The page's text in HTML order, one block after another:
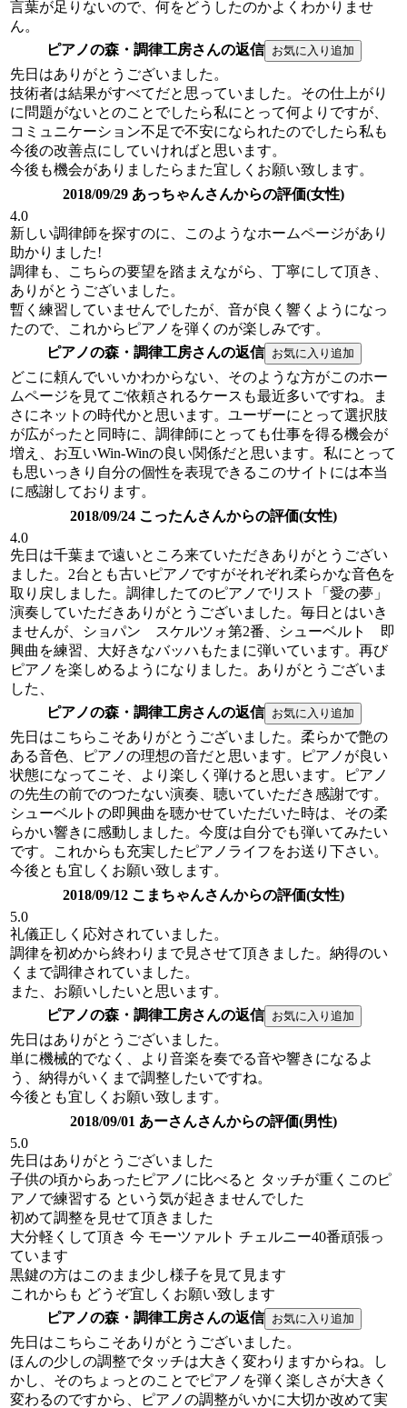
言葉が足りないので、何をどうしたのかよくわかりませ
ん。
ピアノの森・調律工房さんの返信
先日はありがとうございました。
技術者は結果がすべてだと思っていました。その仕上がり
に問題がないとのことでしたら私にとって何よりですが、
コミュニケーション不足で不安になられたのでしたら私も
今後の改善点にしていければと思います。
今後も機会がありましたらまた宜しくお願い致します。
2018/09/29 あっちゃんさんからの評価(女性)
4.0
新しい調律師を探すのに、このようなホームページがあり
助かりました!
調律も、こちらの要望を踏まえながら、丁寧にして頂き、
ありがとうございました。
暫く練習していませんでしたが、音が良く響くようになっ
たので、これからピアノを弾くのが楽しみです。
ピアノの森・調律工房さんの返信
どこに頼んでいいかわからない、そのような方がこのホー
ムページを見てご依頼されるケースも最近多いですね。ま
さにネットの時代かと思います。ユーザーにとって選択肢
が広がったと同時に、調律師にとっても仕事を得る機会が
増え、お互いWin-Winの良い関係だと思います。私にとって
も思いっきり自分の個性を表現できるこのサイトには本当
に感謝しております。
2018/09/24 こったんさんからの評価(女性)
4.0
先日は千葉まで遠いところ来ていただきありがとうござい
ました。2台とも古いピアノですがそれぞれ柔らかな音色を
取り戻しました。調律したてのピアノでリスト「愛の夢」
演奏していただきありがとうございました。毎日とはいき
ませんが、ショパン スケルツォ第2番、シューベルト 即
興曲を練習、大好きなバッハもたまに弾いています。再び
ピアノを楽しめるようになりました。ありがとうございま
した、
ピアノの森・調律工房さんの返信
先日はこちらこそありがとうございました。柔らかで艶の
ある音色、ピアノの理想の音だと思います。ピアノが良い
状態になってこそ、より楽しく弾けると思います。ピアノ
の先生の前でのつたない演奏、聴いていただき感謝です。
シューベルトの即興曲を聴かせていただいた時は、その柔
らかい響きに感動しました。今度は自分でも弾いてみたい
です。これからも充実したピアノライフをお送り下さい。
今後とも宜しくお願い致します。
2018/09/12 こまちゃんさんからの評価(女性)
5.0
礼儀正しく応対されていました。
調律を初めから終わりまで見させて頂きました。納得のい
くまで調律されていました。
また、お願いしたいと思います。
ピアノの森・調律工房さんの返信
先日はありがとうございました。
単に機械的でなく、より音楽を奏でる音や響きになるよ
う、納得がいくまで調整したいですね。
今後とも宜しくお願い致します。
2018/09/01 あーさんさんからの評価(男性)
5.0
先日はありがとうございました
子供の頃からあったピアノに比べると タッチが重くこのピ
アノで練習する という気が起きませんでした
初めて調整を見せて頂きました
大分軽くして頂き 今 モーツァルト チェルニー40番頑張っ
ています
黒鍵の方はこのまま少し様子を見て見ます
これからも どうぞ宜しくお願い致します
ピアノの森・調律工房さんの返信
先日はこちらこそありがとうございました。
ほんの少しの調整でタッチは大きく変わりますからね。し
かし、そのちょっとのことでピアノを弾く楽しさが大きく
変わるのですから、ピアノの調整がいかに大切か改めて実